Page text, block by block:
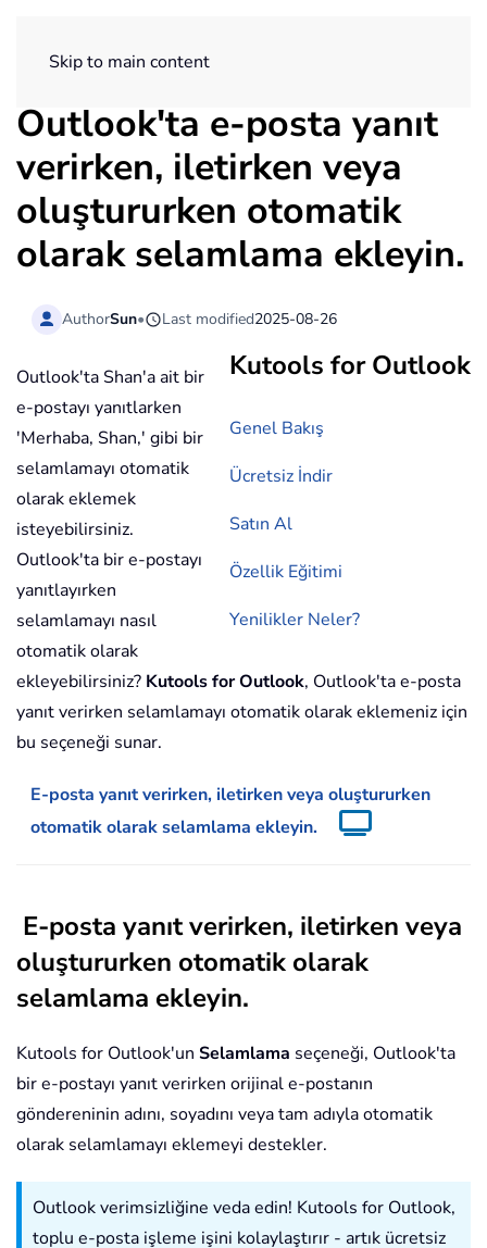
Skip to main content
Outlook'ta e-posta yanıt
verirken, iletirken veya
oluştururken otomatik
olarak selamlama ekleyin.
AuthorSun• Last modified2025-08-26
Kutools for Outlook
Genel Bakış
Ücretsiz İndir
Satın Al
Özellik Eğitimi
Yenilikler Neler?
Outlook'ta Shan'a ait bir
e-postayı yanıtlarken
'Merhaba, Shan,' gibi bir
selamlamayı otomatik
olarak eklemek
isteyebilirsiniz.
Outlook'ta bir e-postayı
yanıtlayırken
selamlamayı nasıl
otomatik olarak
ekleyebilirsiniz? Kutools for Outlook, Outlook'ta e-posta
yanıt verirken selamlamayı otomatik olarak eklemeniz için
bu seçeneği sunar.
E-posta yanıt verirken, iletirken veya oluştururken
otomatik olarak selamlama ekleyin.
E-posta yanıt verirken, iletirken veya
oluştururken otomatik olarak
selamlama ekleyin.
Kutools for Outlook'un Selamlama seçeneği, Outlook'ta
bir e-postayı yanıt verirken orijinal e-postanın
göndereninin adını, soyadını veya tam adıyla otomatik
olarak selamlamayı eklemeyi destekler.
Outlook verimsizliğine veda edin! Kutools for Outlook,
toplu e-posta işleme işini kolaylaştırır - artık ücretsiz